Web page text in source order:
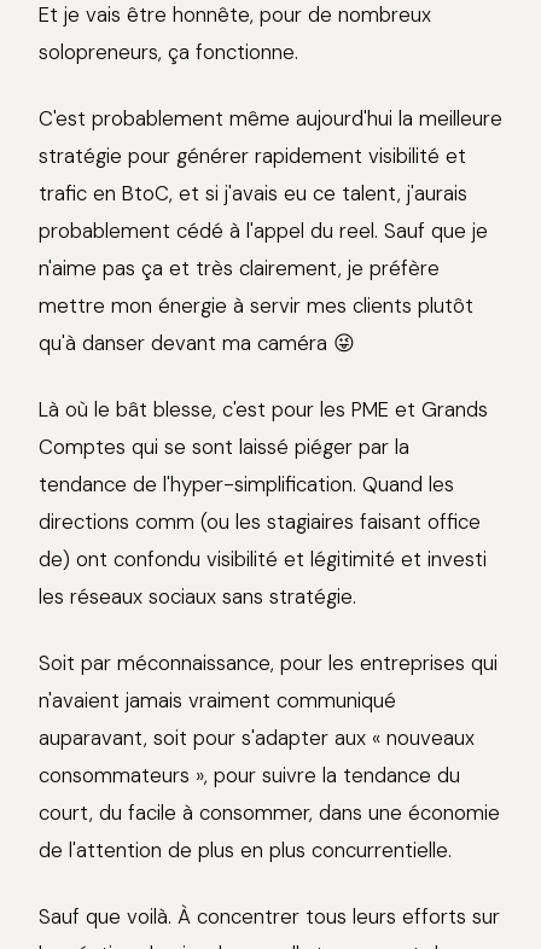
Et je vais être honnête, pour de nombreux
solopreneurs, ça fonctionne.
C'est probablement même aujourd'hui la meilleure
stratégie pour générer rapidement visibilité et
trafic en BtoC, et si j'avais eu ce talent, j'aurais
probablement cédé à l'appel du reel. Sauf que je
n'aime pas ça et très clairement, je préfère
mettre mon énergie à servir mes clients plutôt
qu'à danser devant ma caméra 😜
Là où le bât blesse, c'est pour les PME et Grands
Comptes qui se sont laissé piéger par la
tendance de l'hyper-simplification. Quand les
directions comm (ou les stagiaires faisant office
de) ont confondu visibilité et légitimité et investi
les réseaux sociaux sans stratégie.
Soit par méconnaissance, pour les entreprises qui
n'avaient jamais vraiment communiqué
auparavant, soit pour s'adapter aux « nouveaux
consommateurs », pour suivre la tendance du
court, du facile à consommer, dans une économie
de l'attention de plus en plus concurrentielle.
Sauf que voilà. À concentrer tous leurs efforts sur